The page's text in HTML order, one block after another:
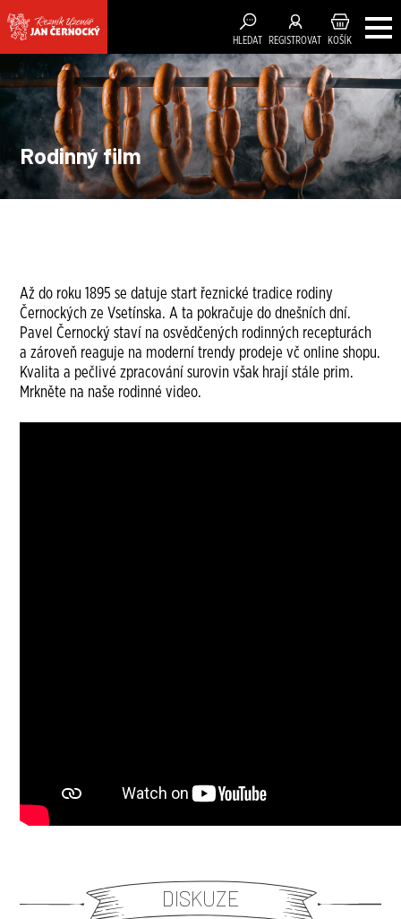
HLEDAT REGISTROVAT KOŠÍK
Rodinný film
Až do roku 1895 se datuje start řeznické tradice rodiny
Černockých ze Vsetínska. A ta pokračuje do dnešních dní.
Pavel Černocký staví na osvědčených rodinných recepturách
a zároveň reaguje na moderní trendy prodeje vč online shopu.
Kvalita a pečlivé zpracování surovin však hrají stále prim.
Mrkněte na naše rodinné video.
DISKUZE